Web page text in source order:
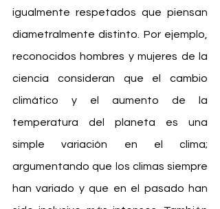
igualmente respetados que piensan
diametralmente distinto. Por ejemplo,
reconocidos hombres y mujeres de la
ciencia consideran que el cambio
climático y el aumento de la
temperatura del planeta es una
simple variación en el clima;
argumentando que los climas siempre
han variado y que en el pasado han